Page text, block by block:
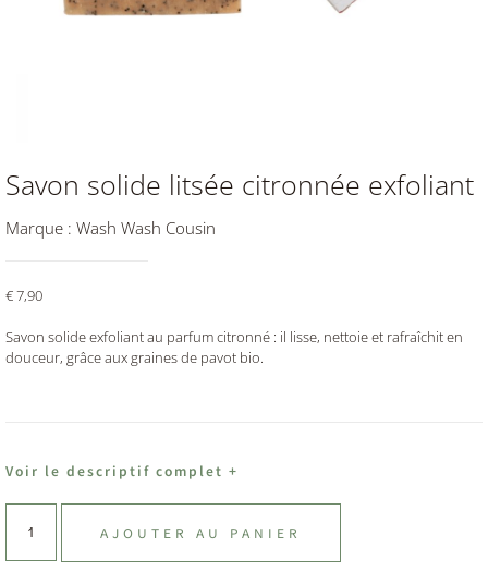
Savon solide litsée citronnée exfoliant
Marque : Wash Wash Cousin
€7,90
Savon solide exfoliant au parfum citronné : il lisse, nettoie et rafraîchit en
douceur, grâce aux graines de pavot bio.
Voir le descriptif complet +
AJOUTER AU PANIER